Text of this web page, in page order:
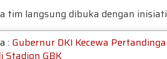
tim langsung dibuka dengan
: Gubernur DKI Kecewa
Stadion GBK